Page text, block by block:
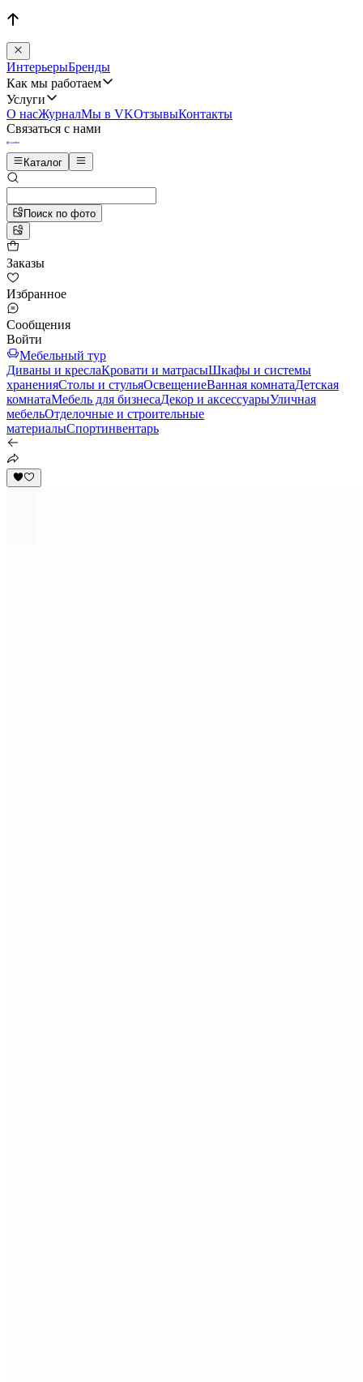
ИнтерьерыБренды
Как мы работаем
Услуги
О насЖурналМы в VKОтзывыКонтакты
Связаться с нами
Каталог
Поиск по фото
Заказы
Избранное
Сообщения
Войти
Мебельный тур
Диваны и креслаКровати и матрасыШкафы и системы
храненияСтолы и стульяОсвещениеВанная комнатаДетская
комнатаМебель для бизнесаДекор и аксессуарыУличная
мебельОтделочные и строительные
материалыСпортинвентарь